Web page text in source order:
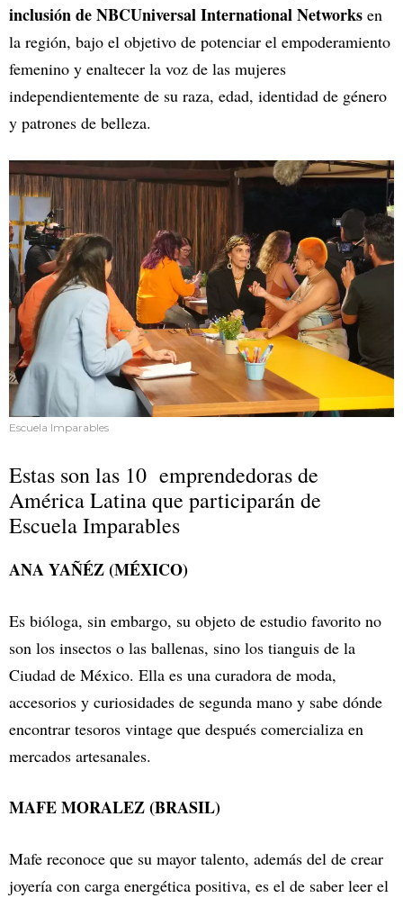
inclusión de NBCUniversal International Networks en
la región, bajo el objetivo de potenciar el empoderamiento
femenino y enaltecer la voz de las mujeres
independientemente de su raza, edad, identidad de género
y patrones de belleza.
Escuela Imparables
Estas son las 10 emprendedoras de
América Latina que participarán de
Escuela Imparables
ANA YAÑÉZ (MÉXICO)
Es bióloga, sin embargo, su objeto de estudio favorito no
son los insectos o las ballenas, sino los tianguis de la
Ciudad de México. Ella es una curadora de moda,
accesorios y curiosidades de segunda mano y sabe dónde
encontrar tesoros vintage que después comercializa en
mercados artesanales.
MAFE MORALEZ (BRASIL)
Mafe reconoce que su mayor talento, además del de crear
joyería con carga energética positiva, es el de saber leer el